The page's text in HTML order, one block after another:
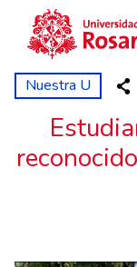
Pasar al contenido
Nuestra U